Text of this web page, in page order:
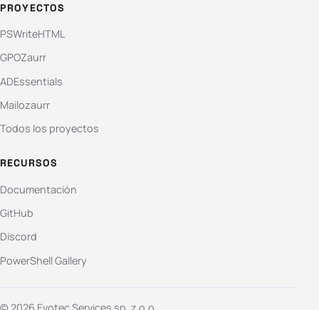
PROYECTOS
PSWriteHTML
GPOZaurr
ADEssentials
Mailozaurr
Todos los proyectos
RECURSOS
Documentación
GitHub
Discord
PowerShell Gallery